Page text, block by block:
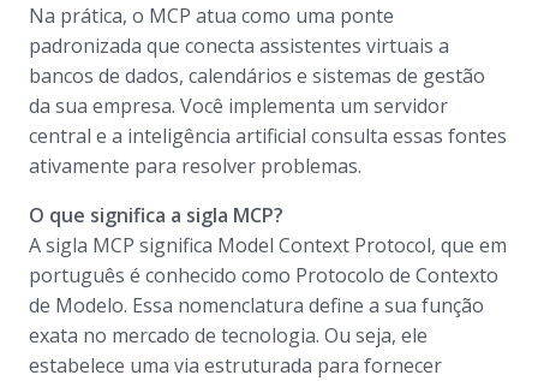
Na prática, o MCP atua como uma ponte
padronizada que conecta assistentes virtuais a
bancos de dados, calendários e sistemas de gestão
da sua empresa. Você implementa um servidor
central e a inteligência artificial consulta essas fontes
ativamente para resolver problemas.
O que significa a sigla MCP?
A sigla MCP significa Model Context Protocol, que em
português é conhecido como Protocolo de Contexto
de Modelo. Essa nomenclatura define a sua função
exata no mercado de tecnologia. Ou seja, ele
estabelece uma via estruturada para fornecer